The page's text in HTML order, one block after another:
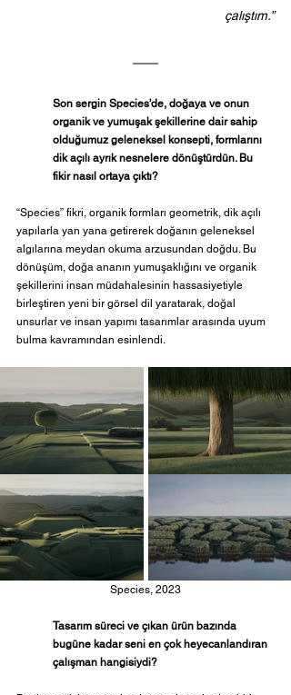
çalıştım.”
Son sergin Species'de, doğaya ve onun
organik ve yumuşak şekillerine dair sahip
olduğumuz geleneksel konsepti, formlarını
dik açılı ayrık nesnelere dönüştürdün. Bu
fikir nasıl ortaya çıktı?
“Species” fikri, organik formları geometrik, dik açılı
yapılarla yan yana getirerek doğanın geleneksel
algılarına meydan okuma arzusundan doğdu. Bu
dönüşüm, doğa ananın yumuşaklığını ve organik
şekillerini insan müdahalesinin hassasiyetiyle
birleştiren yeni bir görsel dil yaratarak, doğal
unsurlar ve insan yapımı tasarımlar arasında uyum
bulma kavramından esinlendi.
Species, 2023
Tasarım süreci ve çıkan ürün bazında
bugüne kadar seni en çok heyecanlandıran
çalışman hangisiydi?